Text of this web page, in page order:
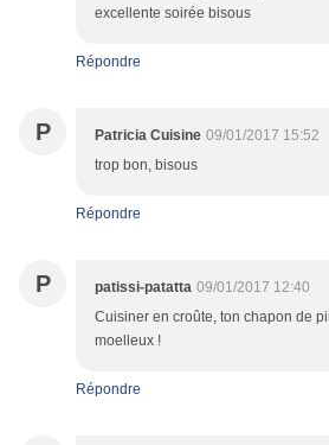
excellente soirée bisous
Répondre
P Patricia Cuisine 09/01/2017 15:52
trop bon, bisous
Répondre
P patissi-patatta 09/01/2017 12:40
Cuisiner en croûte, ton chapon de
moelleux !
Répondre